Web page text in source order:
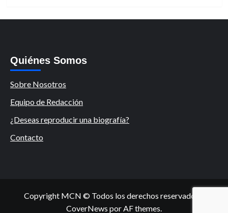
Quiénes Somos
Sobre Nosotros
Equipo de Redacción
¿Deseas reproducir una biografía?
Contacto
Copyright MCN © Todos los derechos reservados.
CoverNews por AF themes.